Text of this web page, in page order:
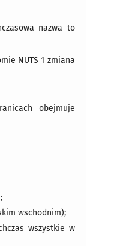
nazwa to
NUTS 1 zmiana
obejmuje
wschodnim);
wszystkie w